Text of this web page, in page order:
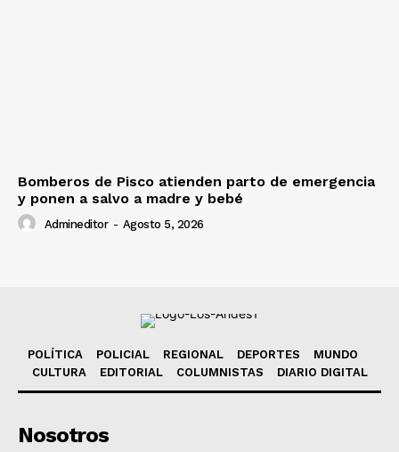
Bomberos de Pisco atienden parto de emergencia
y ponen a salvo a madre y bebé
Admineditor - Agosto 5, 2026
POLÍTICA POLICIAL REGIONAL DEPORTES
MUNDO
CULTURA
EDITORIAL COLUMNISTAS DIARIO DIGITAL
Nosotros